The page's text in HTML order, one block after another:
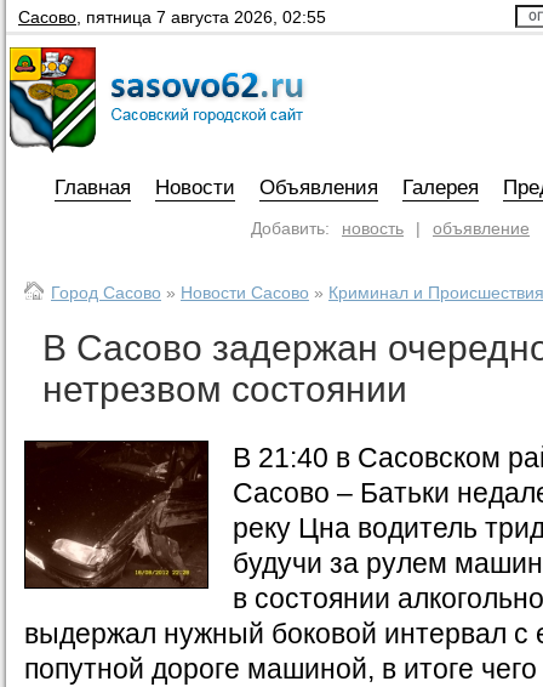
Сасово пятница 7 августа 2026, 02:55
Главная Новости Объявления Галерея
Добавить: новость | объявление
Город Сасово » Новости Сасово » Криминал и Происшествия
В Сасово задержан
нетрезвом состоянии
В 21:40 в Сасовском
Сасово – Батьки
реку Цна водитель
будучи за рулем
в состоянии
выдержал нужный боковой интервал с
попутной дороге машиной, в итоге